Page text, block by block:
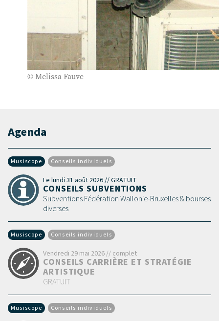
© Melissa Fauve
Agenda
Musiscope Conseils individuels
Le lundi 31 août 2026 // GRATUIT
CONSEILS SUBVENTIONS
Subventions Fédération Wallonie-Bruxelles & bourses
diverses
Musiscope Conseils individuels
Vendredi 29 mai 2026 // complet
CONSEILS CARRIÈRE ET STRATÉGIE
ARTISTIQUE
GRATUIT
Musiscope Conseils individuels